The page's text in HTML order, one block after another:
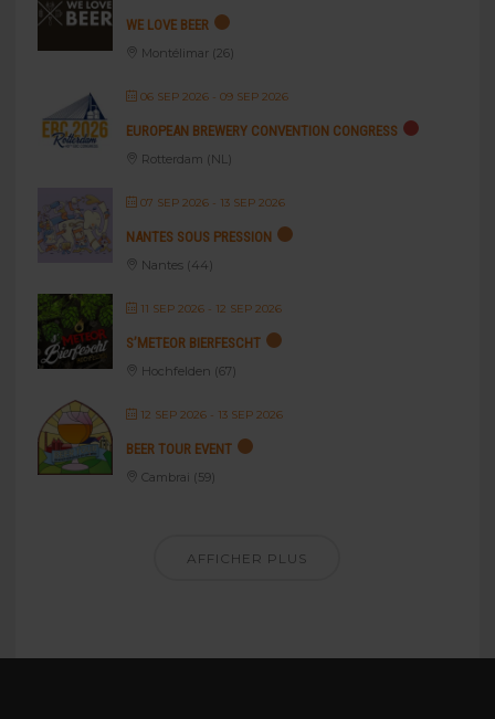
WE LOVE BEER
Montélimar (26)
06 SEP 2026- 09 SEP 2026
EUROPEAN BREWERY CONVENTION CONGRESS
Rotterdam (NL)
07 SEP 2026- 13 SEP 2026
NANTES SOUS PRESSION
Nantes (44)
11 SEP 2026- 12 SEP 2026
S’METEOR BIERFESCHT
Hochfelden (67)
12 SEP 2026- 13 SEP 2026
BEER TOUR EVENT
Cambrai (59)
AFFICHER PLUS